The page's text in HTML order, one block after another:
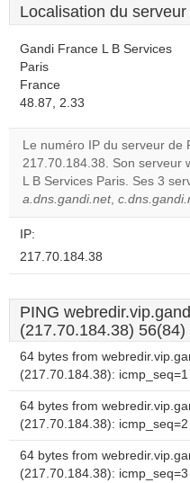
Localisation du serveur
Gandi France L B Services
Paris
France
48.87, 2.33
Le numéro IP du serveur de
217.70.184.38. Son serveur
L B Services Paris. Ses 3
a.dns.gandi.net,
IP:
217.70.184.38
PING
(217.70.184.38)
64 bytes from
(217.70.184.38):
64 bytes from
(217.70.184.38):
64 bytes from
(217.70.184.38):